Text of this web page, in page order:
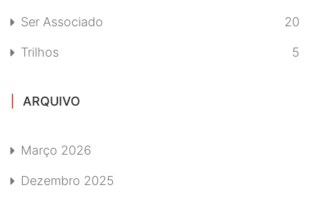
Ser Associado 20
Trilhos 5
ARQUIVO
Março 2026
Dezembro 2025